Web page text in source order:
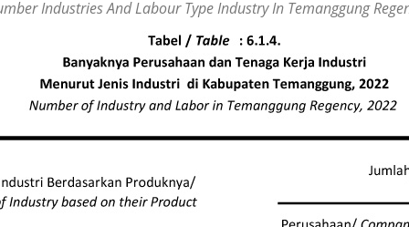
Industries And Labour Type Industry In Temanggung